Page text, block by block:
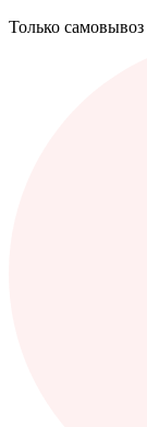
Только самовывоз